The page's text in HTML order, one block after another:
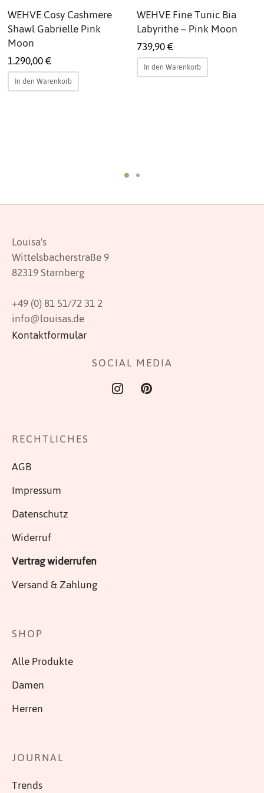
WEHVE Cosy Cashmere
Shawl Gabrielle Pink
Moon
1.290,00€
In den Warenkorb
WEHVE Fine Tunic Bia
Labyrithe – Pink Moon
739,90€
In den Warenkorb
Louisa's
Wittelsbacherstraße 9
82319 Starnberg
+49 (0) 81 51/72 31 2
info@louisas.de
Kontaktformular
SOCIAL MEDIA
RECHTLICHES
AGB
Impressum
Datenschutz
Widerruf
Vertrag widerrufen
Versand & Zahlung
SHOP
Alle Produkte
Damen
Herren
JOURNAL
Trends